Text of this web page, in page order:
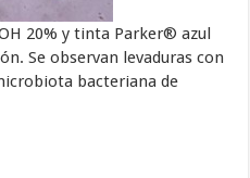
20% y tinta Parker® azul
Se observan levaduras con
bacteriana de